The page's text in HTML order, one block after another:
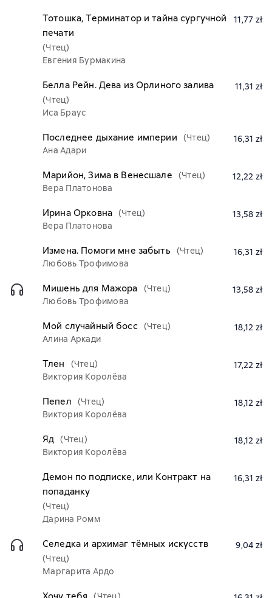
Тотошка, Терминатор и тайна сургучной
печати
(Чтец)
Евгения Бурмакина
11,77 zł
Белла Рейн. Дева из Орлиного залива
(Чтец)
Иса Браус
11,31 zł
Последнее дыхание империи
(Чтец)
Ана Адари
16,31 zł
Марийон, Зима в Венесшале
(Чтец)
Вера Платонова
12,22 zł
Ирина Орковна (Чтец)
Вера Платонова
13,58 zł
Измена. Помоги мне забыть
(Чтец)
Любовь Трофимова
16,31 zł
Мишень для Мажора
(Чтец)
Любовь Трофимова
13,58 zł
Мой случайный босс (Чтец)
Алина Аркади
18,12 zł
Тлен
(Чтец)
Виктория Королёва
17,22 zł
Пепел
(Чтец)
Виктория Королёва
18,12 zł
Яд (Чтец)
Виктория Королёва
18,12 zł
Демон по подписке, или Контракт на
попаданку
(Чтец)
Дарина Ромм
16,31 zł
Селедка и архимаг тёмных искусств
(Чтец)
Маргарита Ардо
9,04 zł